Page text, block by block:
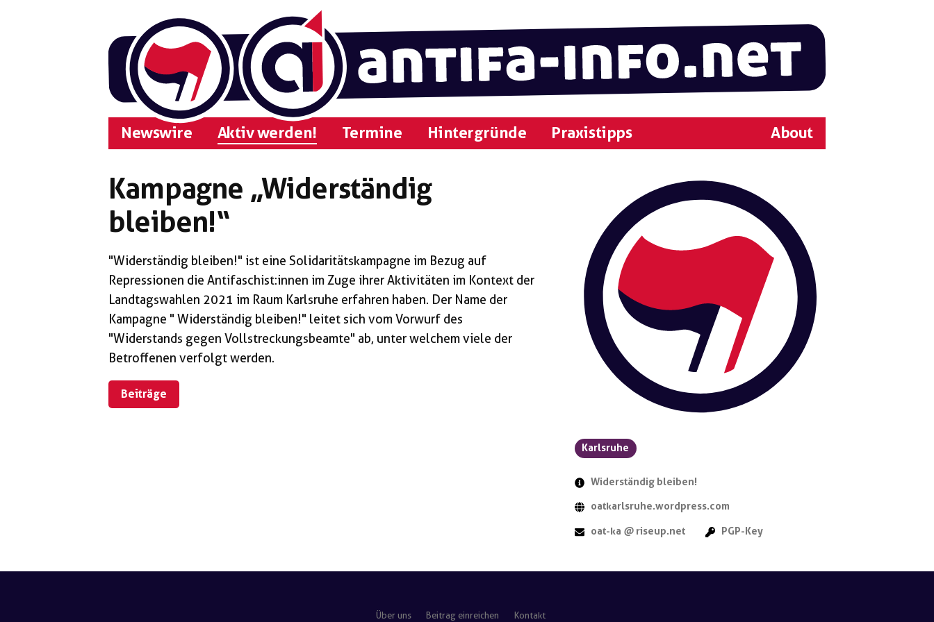
Newswire Aktiv werden! Termine Hintergründe Praxistipps About
Kampagne „Widerständig
bleiben!“
Karlsruhe
Widerständig bleiben!
oatkarlsruhe.wordpress.com
oat-ka riseup.net PGP-Key
"Widerständig bleiben!" ist eine Solidaritätskampagne im Bezug auf
Repressionen die Antifaschist:innen im Zuge ihrer Aktivitäten im Kontext der
Landtagswahlen 2021 im Raum Karlsruhe erfahren haben. Der Name der
Kampagne " Widerständig bleiben!" leitet sich vom Vorwurf des
"Widerstands gegen Vollstreckungsbeamte" ab, unter welchem viele der
Betroffenen verfolgt werden.
Beiträge
Über uns Beitrag einreichen Kontakt